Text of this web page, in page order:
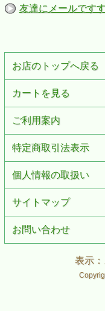
友達にメールです
お店のトップへ戻る
カートを見る
ご利用案内
特定商取引法表示
個人情報の取扱い
サイトマップ
お問い合わせ
表示：